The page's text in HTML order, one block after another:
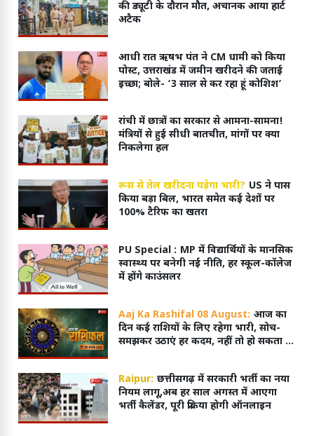
की ड्यूटी के दौरान मौत, अचानक आया हार्ट
अटैक
आधी रात ऋषभ पंत ने CM धामी को किया
पोस्ट, उत्तराखंड में जमीन खरीदने की जताई
इच्छा; बोले- ‘3 साल से कर रहा हूं कोशिश’
रांची में छात्रों का सरकार से आमना-सामना!
मंत्रियों से हुई सीधी बातचीत, मांगों पर क्या
निकलेगा हल
रूस से तेल खरीदना पड़ेगा भारी? US ने पास
किया बड़ा बिल, भारत समेत कई देशों पर
100% टैरिफ का खतरा
PU Special : MP में विद्यार्थियों के मानसिक
स्वास्थ्य पर बनेगी नई नीति, हर स्कूल-कॉलेज
में होंगे काउंसलर
Aaj Ka Rashifal 08 August: आज का
दिन कई राशियों के लिए रहेगा भारी, सोच-
समझकर उठाएं हर कदम, नहीं तो हो सकता है
Raipur: छत्तीसगढ़ में सरकारी भर्ती का नया
नियम लागू,अब हर साल अगस्त में आएगा
भर्ती कैलेंडर, पूरी प्रक्रिया होगी ऑनलाइन